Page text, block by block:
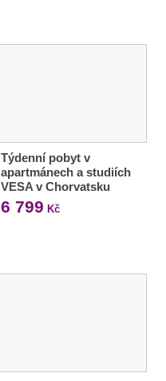
Týdenní pobyt v
apartmánech a studiích
VESA v Chorvatsku
6 799 Kč